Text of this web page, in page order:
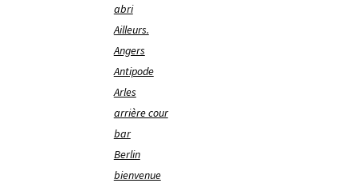
abri
Ailleurs.
Angers
Antipode
Arles
arrière cour
bar
Berlin
bienvenue